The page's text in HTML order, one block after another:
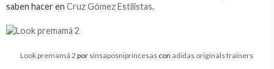
saben hacer en Cruz Gómez Estilistas.
Look premamá 2 por sinsaposniprincesas con adidas originals trainers